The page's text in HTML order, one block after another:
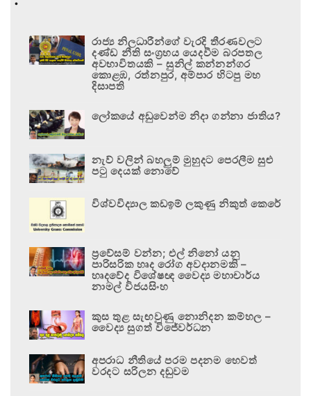
රාජ්‍ය නිලධාරීන්ගේ වැරදි තීරණවලට
දණ්ඩ නීති සංග්‍රහය යෙදවීම බරපතල
අවභාවිතයකි – සුනිල් කන්නන්ගර
කොළඹ, රත්නපුර, අම්පාර හිටපු මහ
දිසාපති
ලෝකයේ අඩුවෙන්ම නිදා ගන්නා ජාතිය?
නැව් වලින් බහලුම් මුහුදට පෙරලීම සුළු
පටු දෙයක් නොවේ
විශ්වවිද්‍යාල කඩඉම් ලකුණු නිකුත් කෙරේ
ප්‍රවේසම් වන්න; එල් නිනෝ යනු
පාරිසරික හෘද රෝග අවදානමකි –
හෘදවේද විශේෂඥ වෛද්‍ය මහාචාර්ය
නාමල් විජයසිංහ
කුස තුළ සැඟවුණු නොනිදන කම්හල –
වෛද්‍ය සුගත් විජේවර්ධන
අපරාධ නීතියේ පරම පදනම හෙවත්
වරදට සරිලන දඬුවම